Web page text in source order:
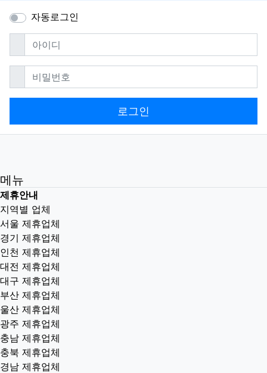
자동로그인
아이디필수
비밀번호필수
로그인
메뉴
제휴안내
지역별 업체
서울 제휴업체
경기 제휴업체
인천 제휴업체
대전 제휴업체
대구 제휴업체
부산 제휴업체
울산 제휴업체
광주 제휴업체
충남 제휴업체
충북 제휴업체
경남 제휴업체